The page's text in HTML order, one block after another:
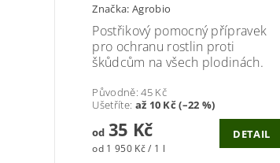
Značka: Agrobio
Postřikový pomocný přípravek
pro ochranu rostlin proti
škůdcům na všech plodinách.
Původně:45 Kč
Ušetříte: až 10 Kč (–22 %)
od35 Kč
od 1 950 Kč / 1 l
DETAIL